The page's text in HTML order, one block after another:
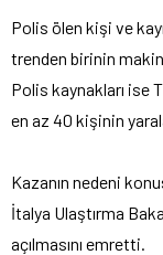
Polis ölen kişi ve
trenden birinin
Polis kaynakları ise
en az 40 kişinin
Kazanın nedeni
İtalya Ulaştırma
açılmasını emretti.